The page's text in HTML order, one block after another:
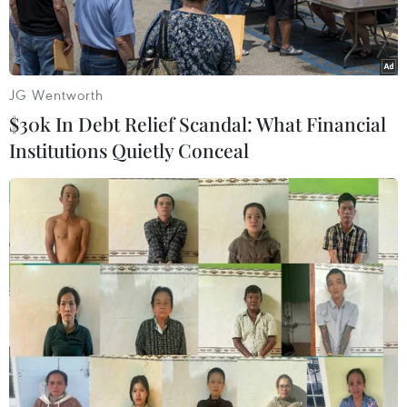
Sao gốc Á Kế Huy Quan trong phim hành động sắp chiếu "Yêu
là đau." (Ảnh từ phim)
Sau mùa Tết với loạt phim Việt “phủ sóng,”
phòng vé dự kiến được bổ sung khoảng 17 tác
phẩm nước ngoài mới. Trong quý 1 (tháng Một
JG Wentworth
$30k In Debt Relief Scandal: What Financial
Institutions Quietly Conceal